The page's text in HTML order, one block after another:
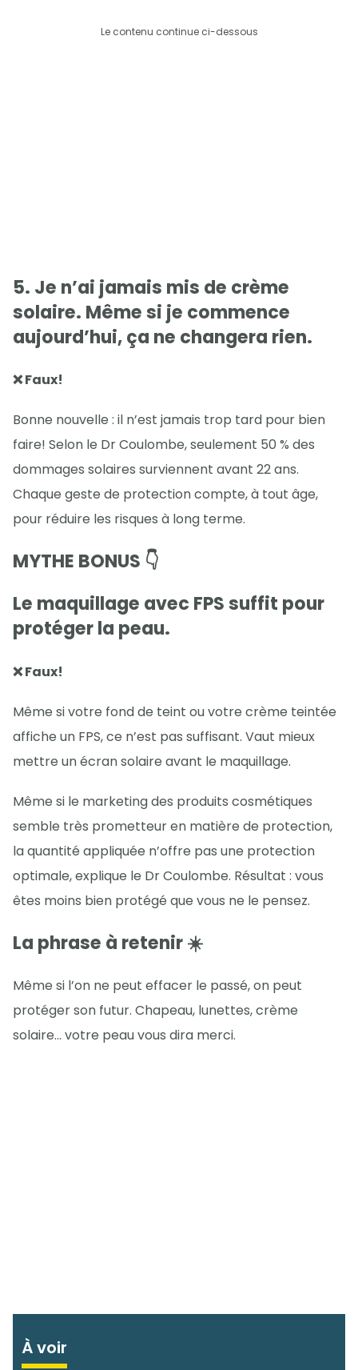
Le contenu continue ci-dessous
5. Je n’ai jamais mis de crème
solaire. Même si je commence
aujourd’hui, ça ne changera rien.
❌ Faux!
Bonne nouvelle : il n’est jamais trop tard pour bien
faire! Selon le Dr Coulombe, seulement 50 % des
dommages solaires surviennent avant 22 ans.
Chaque geste de protection compte, à tout âge,
pour réduire les risques à long terme.
MYTHE BONUS 👇
Le maquillage avec FPS suffit pour
protéger la peau.
❌ Faux!
Même si votre fond de teint ou votre crème teintée
affiche un FPS, ce n’est pas suffisant. Vaut mieux
mettre un écran solaire avant le maquillage.
Même si le marketing des produits cosmétiques
semble très prometteur en matière de protection,
la quantité appliquée n’offre pas une protection
optimale, explique le Dr Coulombe. Résultat : vous
êtes moins bien protégé que vous ne le pensez.
La phrase à retenir ☀️
Même si l’on ne peut effacer le passé, on peut
protéger son futur. Chapeau, lunettes, crème
solaire… votre peau vous dira merci.
À voir